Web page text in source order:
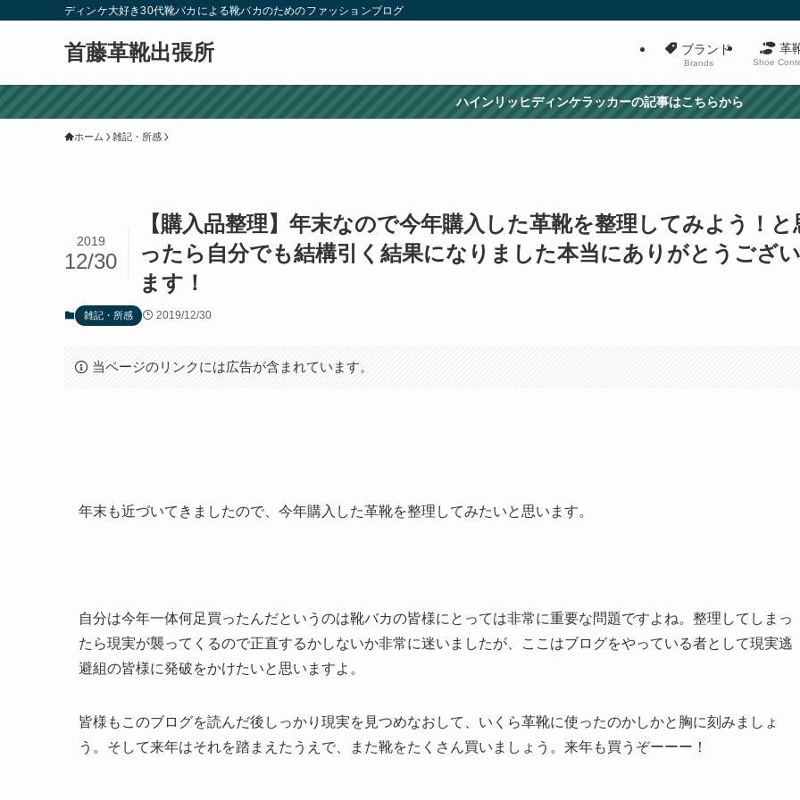
ディンケ大好き30代靴バカによる靴バカのためのファッションブログ
首藤革靴出張所 ブランド
Brands
革
Shoe
ハインリッヒディンケラッカーの記事はこちらから
ホーム 雑記・所感
【購入品整理】年末なので今年購入した革靴を整理してみよう！と
ったら自分でも結構引く結果になりました本当にありがとうござい
ます！
2019
12/30
雑記・所感 2019/12/30
当ページのリンクには広告が含まれています。
年末も近づいてきましたので、今年購入した革靴を整理してみたいと思います。
自分は今年一体何足買ったんだというのは靴バカの皆様にとっては非常に重要な問題ですよね。整理してしまっ
たら現実が襲ってくるので正直するかしないか非常に迷いましたが、ここはブログをやっている者として現実逃
避組の皆様に発破をかけたいと思いますよ。
皆様もこのブログを読んだ後しっかり現実を見つめなおして、いくら革靴に使ったのかしかと胸に刻みましょ
う。そして来年はそれを踏まえたうえで、また靴をたくさん買いましょう。来年も買うぞーーー！